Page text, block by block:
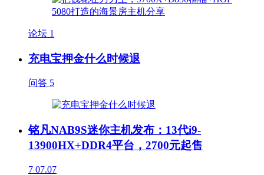
论坛 1
充电宝押金什么时候退
问答 5
铭凡NAB9S迷你主机发布：13代i9-
13900HX+DDR4平台，2700元起售
7 07.07